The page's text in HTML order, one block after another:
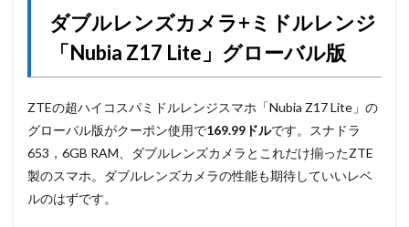
ダブルレンズカメラ+ミドルレンジ
「Nubia Z17 Lite」グローバル版
ZTEの超ハイコスパミドルレンジスマホ「Nubia Z17 Lite」の
グローバル版がクーポン使用で169.99ドルです。スナドラ
653，6GB RAM、ダブルレンズカメラとこれだけ揃ったZTE
製のスマホ。ダブルレンズカメラの性能も期待していいレベ
ルのはずです。